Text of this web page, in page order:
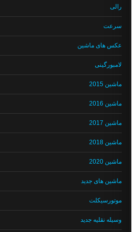
رالی
سرعت
عکس های ماشین
لامبورگینی
ماشین 2015
ماشین 2016
ماشین 2017
ماشین 2018
ماشین 2020
ماشین های جدید
موتورسیکلت
وسیله نقلیه جدید